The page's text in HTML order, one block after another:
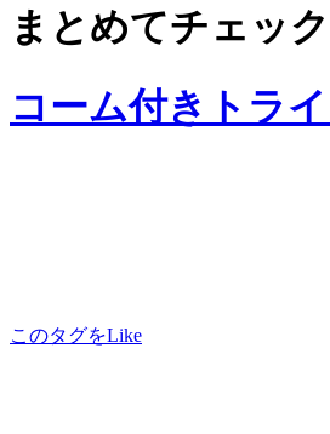
まとめてチェック
コーム付きトラ
このタグをLike